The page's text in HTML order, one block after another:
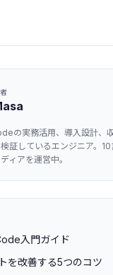
の実務活用、導入設計、
証しているエンジニア。10
ィアを運営中。
入門ガイド
を改善する5つのコツ